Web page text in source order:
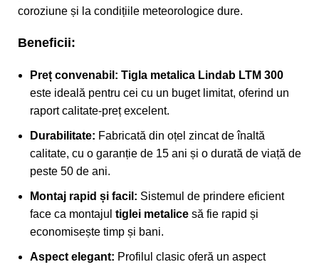
coroziune și la condițiile meteorologice dure.
Beneficii:
Preț convenabil: Tigla metalica Lindab LTM 300
este ideală pentru cei cu un buget limitat, oferind un
raport calitate-preț excelent.
Durabilitate: Fabricată din oțel zincat de înaltă
calitate, cu o garanție de 15 ani și o durată de viață de
peste 50 de ani.
Montaj rapid și facil: Sistemul de prindere eficient
face ca montajul tiglei metalice să fie rapid și
economisește timp și bani.
Aspect elegant: Profilul clasic oferă un aspect